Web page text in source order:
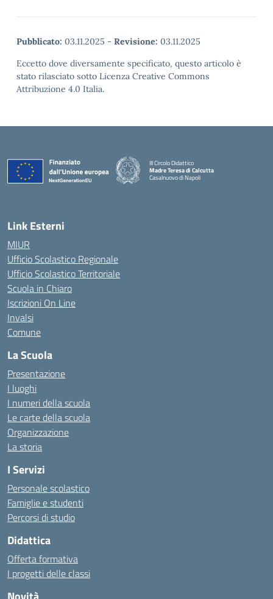
Pubblicato: 03.11.2025 - Revisione: 03.11.2025
Eccetto dove diversamente specificato, questo articolo è
stato rilasciato sotto Licenza Creative Commons
Attribuzione 4.0 Italia.
III Circolo Didattico
Madre Teresa di Calcutta
Casalnuovo di Napoli
— Visita la pagina iniziale della scuola
Link Esterni
MIUR
Ufficio Scolastico Regionale
Ufficio Scolastico Territoriale
Scuola in Chiaro
Iscrizioni On Line
Invalsi
Comune
La Scuola
Presentazione
I luoghi
I numeri della scuola
Le carte della scuola
Organizzazione
La storia
I Servizi
Personale scolastico
Famiglie e studenti
Percorsi di studio
Didattica
Offerta formativa
I progetti delle classi